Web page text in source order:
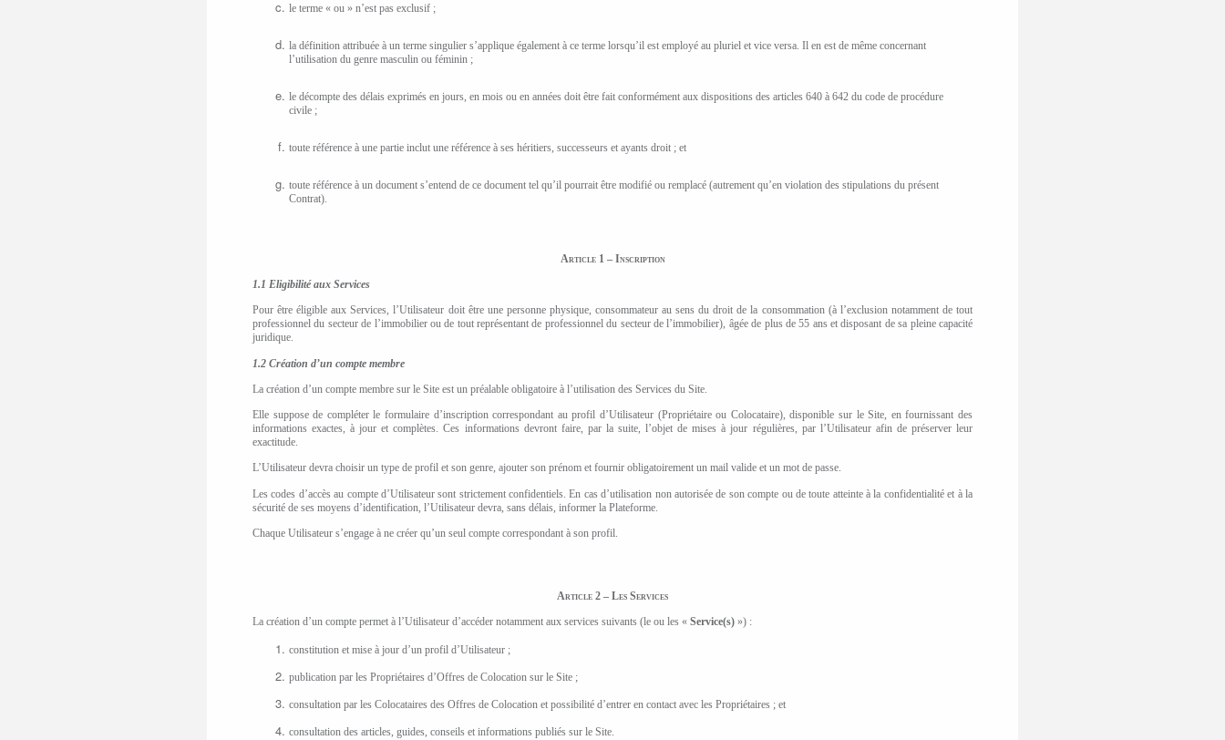
le terme « ou » n’est pas exclusif ;
la définition attribuée à un terme singulier s’applique également à ce terme lorsqu’il est employé au pluriel et vice versa. Il en est de même concernant
l’utilisation du genre masculin ou féminin ;
le décompte des délais exprimés en jours, en mois ou en années doit être fait conformément aux dispositions des articles 640 à 642 du code de procédure
civile ;
toute référence à une partie inclut une référence à ses héritiers, successeurs et ayants droit ; et
toute référence à un document s’entend de ce document tel qu’il pourrait être modifié ou remplacé (autrement qu’en violation des stipulations du présent
Contrat).
Article 1 – Inscription
1.1 Eligibilité aux Services
Pour être éligible aux Services, l’Utilisateur doit être une personne physique, consommateur au sens du droit de la consommation (à l’exclusion notamment de tout
professionnel du secteur de l’immobilier ou de tout représentant de professionnel du secteur de l’immobilier), âgée de plus de55 ans et disposant de sa pleine capacité
juridique.
1.2 Création d’un compte membre
La création d’un compte membre sur le Site est un préalable obligatoire à l’utilisation des Services du Site.
Elle suppose de compléter le formulaire d’inscription correspondant au profil d’Utilisateur (Propriétaire ou Colocataire), disponible sur le Site, en fournissant des
informations exactes, à jour et complètes. Ces informations devront faire, par la suite, l’objet de mises à jour régulières, par l’Utilisateur afin de préserver leur
exactitude.
L’Utilisateur devra choisir un type de profil et son genre, ajouter son prénom et fournir obligatoirement un mail valide et un mot de passe.
Les codes d’accès au compte d’Utilisateur sont strictement confidentiels. En cas d’utilisation non autorisée de son compte ou de toute atteinte à la confidentialité et à la
sécurité de ses moyens d’identification, l’Utilisateur devra, sans délais, informer la Plateforme.
Chaque Utilisateur s’engage à ne créer qu’un seul compte correspondant à son profil.
Article 2 – Les Services
La création d’un compte permet à l’Utilisateur d’accéder notamment aux services suivants (le ou les « Service(s) ») :
constitution et mise à jour d’un profil d’Utilisateur ;
publication par les Propriétaires d’Offres de Colocation sur le Site ;
consultation par les Colocataires des Offres de Colocation et possibilité d’entrer en contact avec les Propriétaires ; et
consultation des articles, guides, conseils et informations publiés sur le Site.